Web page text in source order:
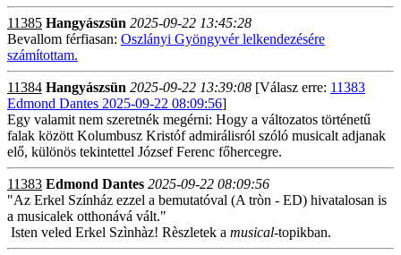
11385 Hangyászsün 2025-09-22 13:45:28
Bevallom férfiasan: Oszlányi Gyöngyvér lelkendezésére
számítottam.
11384 Hangyászsün 2025-09-22 13:39:08 [Válasz erre: 11383
Edmond Dantes 2025-09-22 08:09:56]
Egy valamit nem szeretnék megérni: Hogy a változatos történetű
falak között Kolumbusz Kristóf admirálisról szóló musicalt adjanak
elő, különös tekintettel József Ferenc főhercegre.
11383 Edmond Dantes 2025-09-22 08:09:56
"Az Erkel Színház ezzel a bemutatóval (A tròn - ED) hivatalosan is
a musicalek otthonává vált."
Isten veled Erkel Szìnhàz! Rèszletek a musical-topikban.